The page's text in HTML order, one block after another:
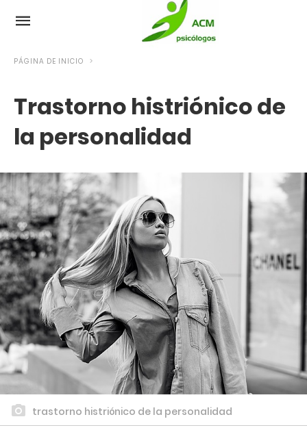
PÁGINA DE INICIO
Trastorno histriónico de
la personalidad
trastorno histriónico de la personalidad